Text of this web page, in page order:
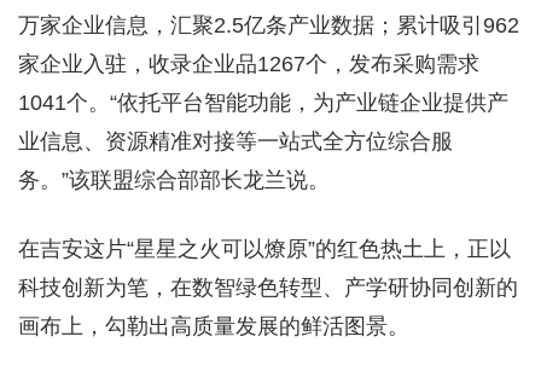
万家企业信息，汇聚2.5亿条产业数据；累计吸引962
家企业入驻，收录企业品1267个，发布采购需求
1041个。“依托平台智能功能，为产业链企业提供产
业信息、资源精准对接等一站式全方位综合服
务。”该联盟综合部部长龙兰说。
在吉安这片“星星之火可以燎原”的红色热土上，正以
科技创新为笔，在数智绿色转型、产学研协同创新的
画布上，勾勒出高质量发展的鲜活图景。